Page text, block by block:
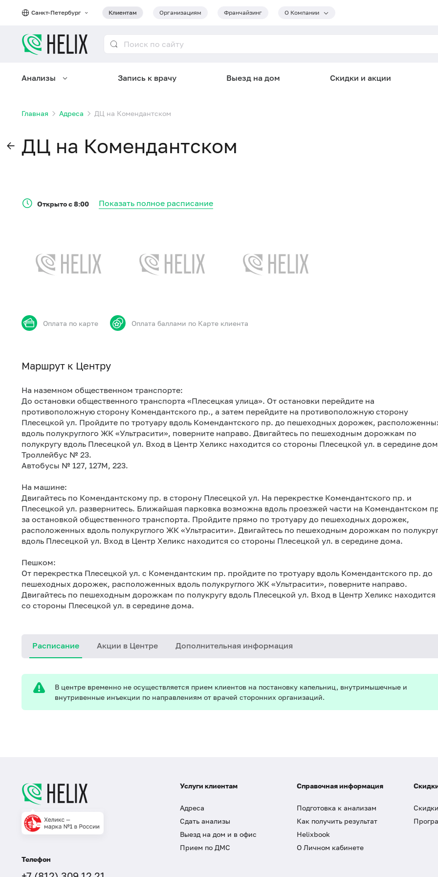
Санкт-Петербург Клиентам Организациям Франчайзинг О Компании
Анализы Запись к врачу Выезд на дом Скидки и акции
Главная Адреса ДЦ на Комендантском
ДЦ на Комендантском
Открыто с 8:00 Показать полное расписание
Оплата по карте Оплата баллами по Карте клиента
Маршрут к Центру
На наземном общественном транспорте:
До остановки общественного транспорта «Плесецкая улица». От остановки перейдите на
противоположную сторону Комендантского пр., а затем перейдите на противоположную сторону
Плесецкой ул. Пройдите по тротуару вдоль Комендантского пр. до пешеходных дорожек,
вдоль полукруглого ЖК «Ультрасити», поверните направо. Двигайтесь по пешеходным дорожкам по
полукругу вдоль Плесецкой ул. Вход в Центр Хеликс находится со стороны Плесецкой ул. в середине
Троллейбус № 23.
Автобусы № 127, 127М, 223.
На машине:
Двигайтесь по Комендантскому пр. в сторону Плесецкой ул. На перекрестке Комендантского пр. и
Плесецкой ул. развернитесь. Ближайшая парковка возможна вдоль проезжей части на Комендантском
за остановкой общественного транспорта. Пройдите прямо по тротуару до пешеходных дорожек,
расположенных вдоль полукруглого ЖК «Ультрасити». Двигайтесь по пешеходным дорожкам по
вдоль Плесецкой ул. Вход в Центр Хеликс находится со стороны Плесецкой ул. в середине дома.
Пешком:
От перекрестка Плесецкой ул. с Комендантским пр. пройдите по тротуару вдоль Комендантского пр. до
пешеходных дорожек, расположенных вдоль полукруглого ЖК «Ультрасити», поверните направо.
Двигайтесь по пешеходным дорожкам по полукругу вдоль Плесецкой ул. Вход в Центр Хеликс находится
со стороны Плесецкой ул. в середине дома.
Расписание Акции в Центре Дополнительная информация
В центре временно не осуществляется прием клиентов на постановку капельниц, внутримышечные и
внутривенные инъекции по направлениям от врачей сторонних организаций.
Телефон
Услуги клиентам
Адреса
Сдать анализы
Выезд на дом и в офис
Прием по ДМС
Справочная информация
Подготовка к анализам
Как получить результат
Helixbook
О Личном кабинете